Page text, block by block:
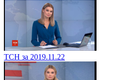
ТСН за 2019.11.22